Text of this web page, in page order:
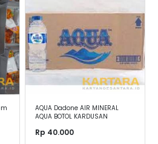
AQUA Dadone AIR MINERAL
AQUA BOTOL KARDUSAN
Rp 40.000